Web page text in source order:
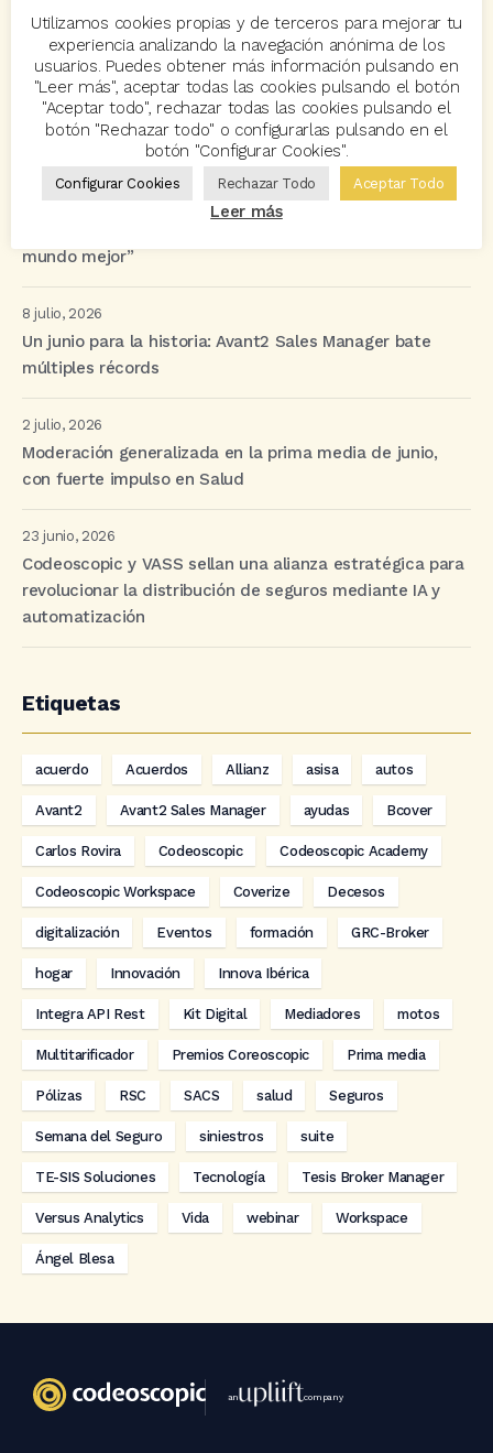
Últimas Entradas
23 julio, 2026
Novedades y mejoras en las aplicaciones. Julio 2026
mundo mejor”
8 julio, 2026
Un junio para la historia: Avant2 Sales Manager bate
múltiples récords
2 julio, 2026
Moderación generalizada en la prima media de junio,
con fuerte impulso en Salud
23 junio, 2026
Codeoscopic y VASS sellan una alianza estratégica para
revolucionar la distribución de seguros mediante IA y
automatización
Etiquetas
acuerdo Acuerdos Allianz asisa autos
Avant2 Avant2 Sales Manager ayudas Bcover
Carlos Rovira Codeoscopic Codeoscopic Academy
Codeoscopic Workspace Coverize Decesos
digitalización Eventos formación GRC-Broker
hogar Innovación Innova Ibérica
Integra API Rest Kit Digital Mediadores motos
Multitarificador Premios Coreoscopic Prima media
Pólizas RSC SACS salud Seguros
Semana del Seguro siniestros suite
TE-SIS Soluciones Tecnología Tesis Broker Manager
Versus Analytics Vida webinar Workspace
Ángel Blesa
an company
Utilizamos cookies propias y de terceros para mejorar tu
experiencia analizando la navegación anónima de los
usuarios. Puedes obtener más información pulsando en
"Leer más", aceptar todas las cookies pulsando el botón
"Aceptar todo", rechazar todas las cookies pulsando el
botón "Rechazar todo" o configurarlas pulsando en el
botón "Configurar Cookies".
Configurar Cookies Rechazar Todo Aceptar Todo
Leer más